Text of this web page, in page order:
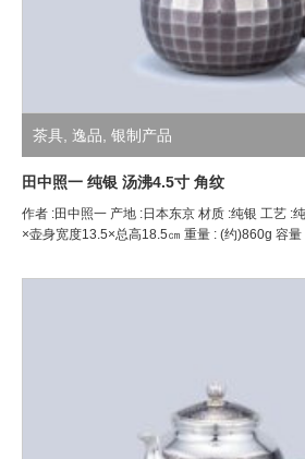
茶具 逸品 银制产品
田中照一 纯银 汤沸4.5寸 角纹
作者 :田中照一 产地 :日本东京 材质 :纯银 工艺 :
×壶身宽度13.5×总高18.5㎝ 重量 : (约)860g 容